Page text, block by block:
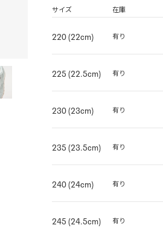
サイズ 在庫
220 (22cm) 有り
225 (22.5cm) 有り
230 (23cm) 有り
235 (23.5cm) 有り
240 (24cm) 有り
245 (24.5cm) 有り